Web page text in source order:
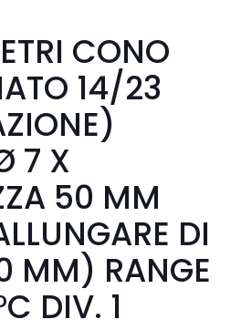
CONO
14/23
7 X
50 MM
DI
MM) RANGE
DIV. 1